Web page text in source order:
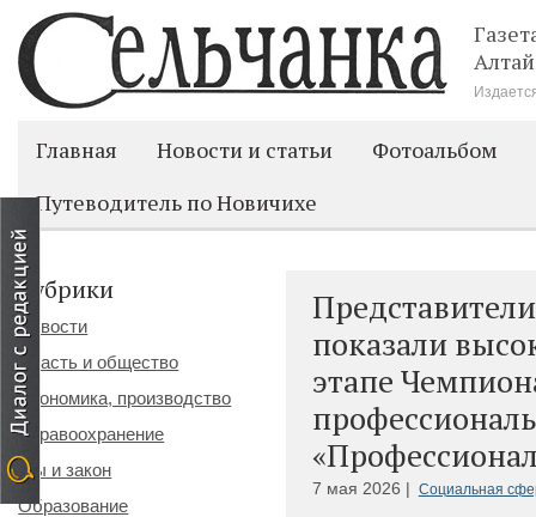
Главная Новости и статьи
Фотоальбом
Путеводитель по Новичихе
показали
этапе
7 мая 2026 | Социальная
Рубрики
Новости
Власть и общество
Экономика, производство
Здравоохранение
Мы и закон
Образование